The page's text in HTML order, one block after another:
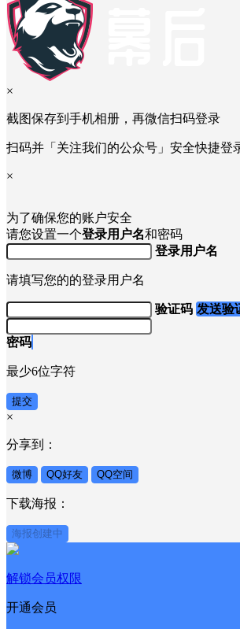
提交
举报提交后，我们会以邮件的形式向您反馈处理结果。
×
扫码并「关注我们的公众号」安全快捷登录
×
为了确保您的账户安全
请您设置一个登录用户名和密码
请填写您的的登录用户名
密码
最少6位字符
提交
×
分享到：
微博
下载海报：
海报创建中